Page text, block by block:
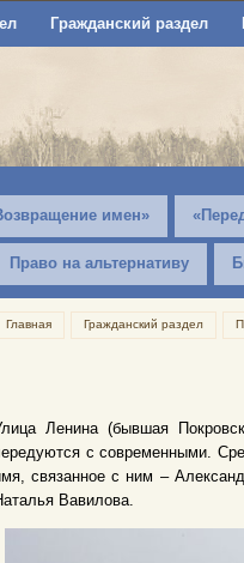
Гражданский раздел
имен»
Право на альтернативу
Главная Гражданский раздел
Ленина (бывшая
с современными.
связанное с ним –
Вавилова.